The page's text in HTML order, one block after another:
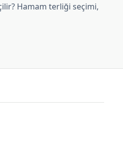
Hamam terliği seçimi,